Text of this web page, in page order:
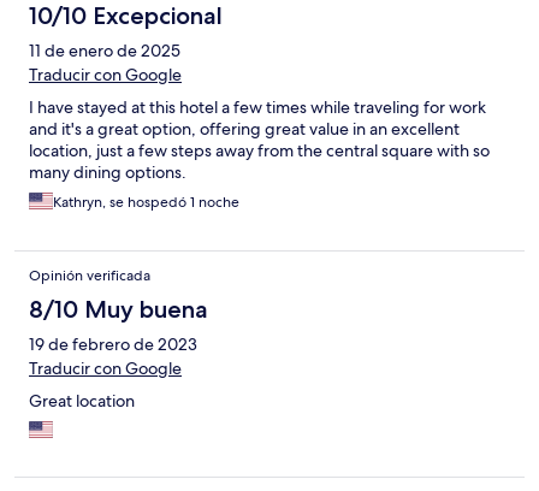
10/10 Excepcional
11 de enero de 2025
Traducir con Google
I have stayed at this hotel a few times while traveling for work
and it's a great option, offering great value in an excellent
location, just a few steps away from the central square with so
many dining options.
Kathryn, se hospedó 1 noche
Opinión verificada
8/10 Muy buena
19 de febrero de 2023
Traducir con Google
Great location